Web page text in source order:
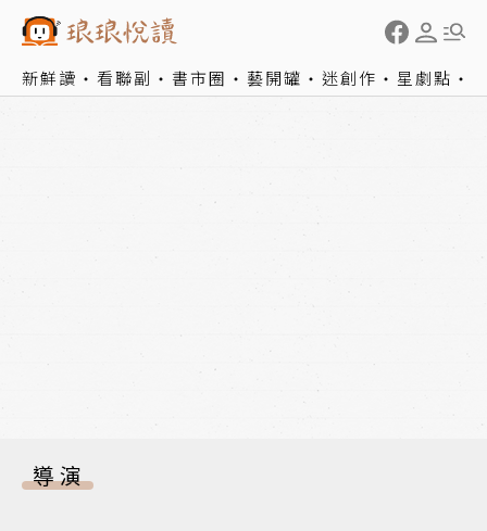
新鮮讀 看聯副 書市圈 藝開罐 迷創作 星劇點
導演